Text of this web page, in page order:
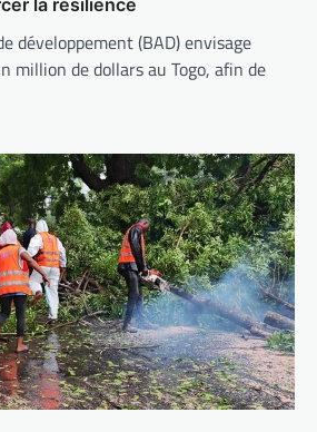
la résilience
développement (BAD) envisage
million de dollars au Togo, afin de